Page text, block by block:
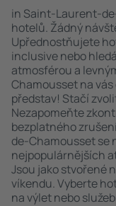
in Saint-Laurent-
hotelů. Žádný
Upřednostňujete
inclusive nebo
atmosférou a
Chamousset na
představ! Stačí
Nezapomeňte
bezplatného
de-Chamousset se
nejpopulárnějších
Jsou jako stvořené
víkendu. Vyberte
na výlet nebo